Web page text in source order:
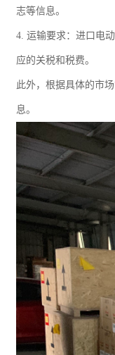
志等信息。
4. 运输要求：进口电
应的关税和税费。
此外，根据具体的市
息。